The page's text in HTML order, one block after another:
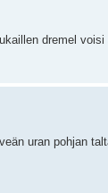
dremel
uran pohjan